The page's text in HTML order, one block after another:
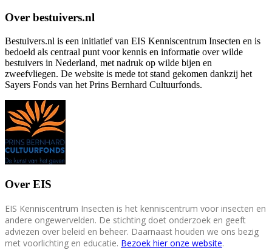
Over bestuivers.nl
Bestuivers.nl is een initiatief van EIS Kenniscentrum Insecten en is
bedoeld als centraal punt voor kennis en informatie over wilde
bestuivers in Nederland, met nadruk op wilde bijen en
zweefvliegen. De website is mede tot stand gekomen dankzij het
Sayers Fonds van het Prins Bernhard Cultuurfonds.
Over EIS
EIS Kenniscentrum Insecten is het kenniscentrum voor insecten en
andere ongewervelden. De stichting doet onderzoek en geeft
adviezen over beleid en beheer. Daarnaast houden we ons bezig
met voorlichting en educatie. Bezoek hier onze website.